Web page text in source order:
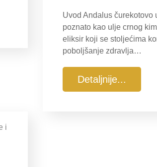
Uvod Andalus čurekotovo
poznato kao ulje crnog
eliksir koji se stoljećima
poboljšanje zdravlja…
Detaljnije...